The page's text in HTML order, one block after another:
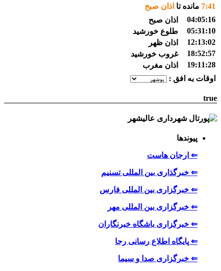
7:41 مانده تا اذان صبح
04:05:16
اذان صبح
05:31:10
طلوع خورشید
12:13:02
اذان ظهر
18:52:57
غروب خورشید
19:11:28
اذان مغرب
اوقات به افق :
true
پیوندها
⇐ ارجان هاست
⇐ خبرگذاری بین المللی تسنیم
⇐ خبرگزاری بین المللی فارس
⇐ خبرگزاری بین المللی مهر
⇐ خبرگزاری باشگاه خبرنگاران
⇐ پایگاه اطلاع رسانی رجا
⇐ خبرگزاری صدا و سیما